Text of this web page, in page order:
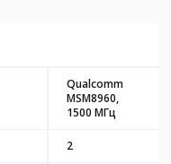
Qualcomm
MSM8960,
1500 МГц
2